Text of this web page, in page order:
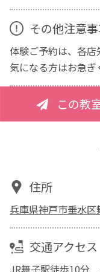
その他注意
体験ご予約は、各店
気になる方はお急ぎ
この教
住所
兵庫県神戸市垂水
交通アクセス
JR舞子駅徒歩10分